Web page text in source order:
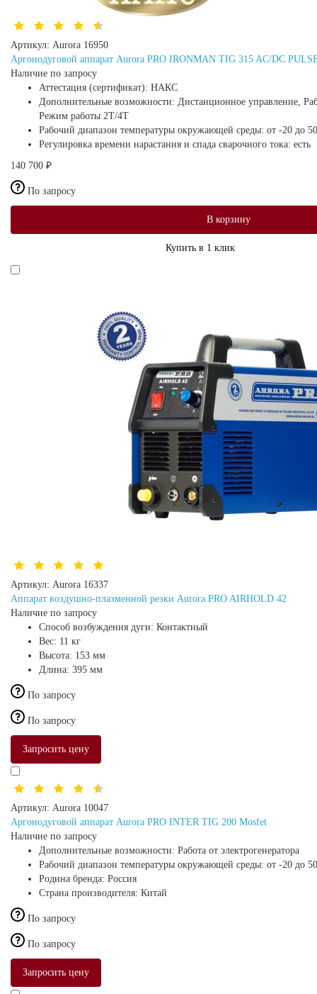
Артикул: Aurora 16950
Аргонодуговой аппарат Aurora PRO IRONMAN TIG 315 AC/DC
Наличие по запросу
Аттестация (сертификат): НАКС
Дополнительные возможности: Дистанционное управление,
Режим работы 2Т/4Т
Рабочий диапазон температуры окружающей среды: от -20 до
Регулировка времени нарастания и спада сварочного тока: есть
140 700 ₽
По запросу
В корзину
Купить в 1 клик
Артикул: Aurora 16337
Аппарат воздушно-плазменной резки Aurora PRO AIRHOLD 42
Наличие по запросу
Способ возбуждения дуги: Контактный
Вес: 11 кг
Высота: 153 мм
Длина: 395 мм
По запросу
По запросу
Запросить цену
Артикул: Aurora 10047
Аргонодуговой аппарат Aurora PRO INTER TIG 200 Mosfet
Наличие по запросу
Дополнительные возможности: Работа от электрогенератора
Рабочий диапазон температуры окружающей среды: от -20 до
Родина бренда: Россия
Страна производителя: Китай
По запросу
По запросу
Запросить цену